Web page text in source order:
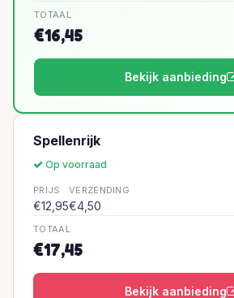
TOTAAL
€16,45
Bekijk aanbieding
Spellenrijk
Op voorraad
PRIJS
€12,95
VERZENDING
€4,50
TOTAAL
€17,45
Bekijk aanbieding